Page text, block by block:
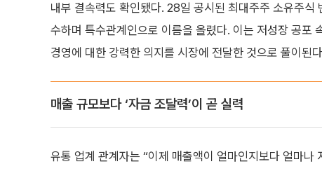
내부 결속력도 확인됐다. 28일 공시된 최대주주 소유주
수하며 특수관계인으로 이름을 올렸다. 이는 저성장 공포
경영에 대한 강력한 의지를 시장에 전달한 것으로 풀이된
매출 규모보다 ‘자금 조달력’이 곧 실력
유통 업계 관계자는 “이제 매출액이 얼마인지보다 얼마